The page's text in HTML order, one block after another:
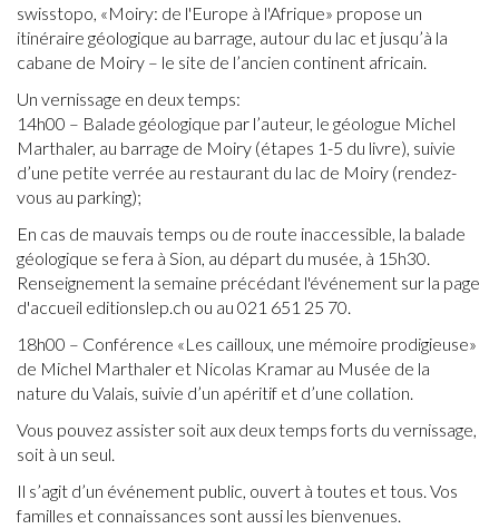
swisstopo, «Moiry: de l'Europe à l'Afrique» propose un
itinéraire géologique au barrage, autour du lac et jusqu’à la
cabane de Moiry – le site de l’ancien continent africain.
Un vernissage en deux temps:
14h00 – Balade géologique par l’auteur, le géologue Michel
Marthaler, au barrage de Moiry (étapes 1-5 du livre), suivie
d’une petite verrée au restaurant du lac de Moiry (rendez-
vous au parking);
En cas de mauvais temps ou de route inaccessible, la balade
géologique se fera à Sion, au départ du musée, à 15h30.
Renseignement la semaine précédant l'événement sur la page
d'accueil editionslep.ch ou au 021 651 25 70.
18h00 – Conférence «Les cailloux, une mémoire prodigieuse»
de Michel Marthaler et Nicolas Kramar au Musée de la
nature du Valais, suivie d’un apéritif et d’une collation.
Vous pouvez assister soit aux deux temps forts du vernissage,
soit à un seul.
Il s’agit d’un événement public, ouvert à toutes et tous. Vos
familles et connaissances sont aussi les bienvenues.